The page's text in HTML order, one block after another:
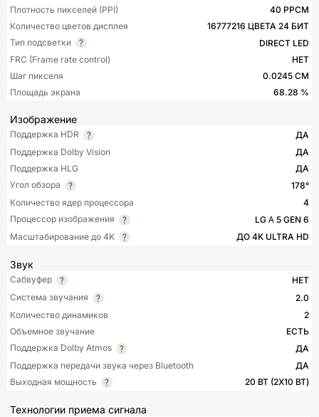
Плотность пикселей (PPI)
40 PPCM
Количество цветов дисплея
16777216 ЦВЕТА 24 БИТ
Тип подсветки
DIRECT LED
FRC (Frame rate control)
НЕТ
Шаг пикселя
0.0245 СМ
Площадь экрана
68.28 %
Изображение
Поддержка HDR
ДА
Поддержка Dolby Vision
ДА
Поддержка HLG
ДА
Угол обзора
178°
Количество ядер процессора
4
Процессор изображения
LG Α 5 GEN 6
Масштабирование до 4K
ДО 4K ULTRA HD
Звук
Сабвуфер
НЕТ
Система звучания
2.0
Количество динамиков
2
Объемное звучание
ЕСТЬ
Поддержка Dolby Atmos
ДА
Поддержка передачи звука через Bluetooth
ДА
Выходная мощность
20 ВТ (2Х10 ВТ)
Технологии приема сигнала